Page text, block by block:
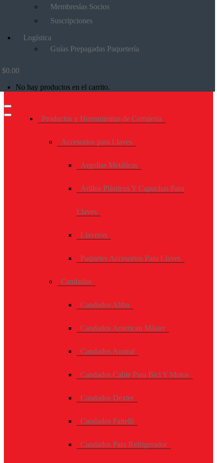
Membresías Socios
Suscripciones
Logística
Guías Prepagadas Paquetería
$0.00
No hay productos en el carrito.
Productos y Herramientas de Cerrajeria
Accesorios para Llaves
Argollas Metálicas
Arillos Plásticos Y Capuchas Para
Llaves
Llaveros
Paquetes Accesorios Para Llaves
Candados
Candados Abba
Candados American Máster
Candados Austral
Candados Cable Para Bici Y Motos
Candados Dexter
Candados Faitelli
Candados Para Refrigerador